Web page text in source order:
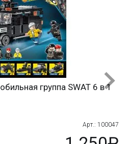
группа SWAT 6 в 1
Арт.: 100047